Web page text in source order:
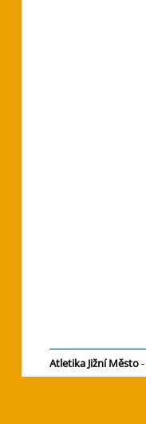
Atletika Jižní Město-